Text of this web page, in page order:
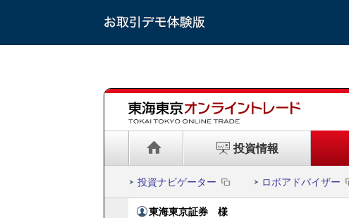
投資情報
投資ナビゲーター ロボアドバイザー
東海東京証券 様